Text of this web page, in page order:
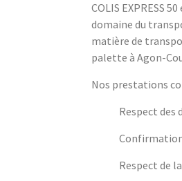
COLIS EXPRESS
domaine du
matière de
palette à Agon-
Nos prestations
Respect des
Respect de